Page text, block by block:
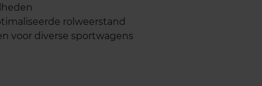
rolweerstand
voor diverse sportwagens